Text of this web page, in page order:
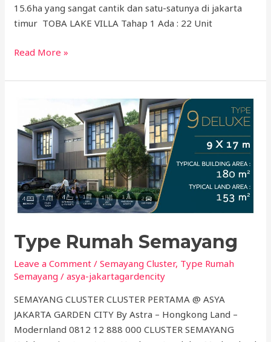
15.6ha yang sangat cantik dan satu-satunya di jakarta
timur TOBA LAKE VILLA Tahap 1 Ada : 22 Unit
Read More »
Type Rumah Semayang
Leave a Comment /Semayang Cluster, Type Rumah
Semayang /asya-jakartagardencity
SEMAYANG CLUSTER CLUSTER PERTAMA @ ASYA
JAKARTA GARDEN CITY By Astra – Hongkong Land –
Modernland 0812 12 888 000 CLUSTER SEMAYANG
Rumah
Semayang